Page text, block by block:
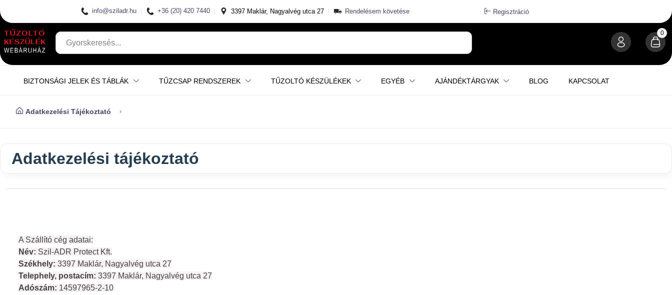
info@sziladr.hu +36 (20) 420 7440 3397 Maklár, Nagyalvég utca 27 Rendelésem követése Regisztráció
0
BIZTONSÁGI JELEK ÉS TÁBLÁK TŰZCSAP RENDSZEREK TŰZOLTÓ KÉSZÜLÉKEK EGYÉB AJÁNDÉKTÁRGYAK BLOG KAPCSOLAT
Adatkezelési Tájékoztató
Adatkezelési tájékoztató
A Szállító cég adatai:
Név: Szil-ADR Protect Kft.
Székhely: 3397 Maklár, Nagyalvég utca 27
Telephely, postacím: 3397 Maklár, Nagyalvég utca 27
Adószám: 14597965-2-10